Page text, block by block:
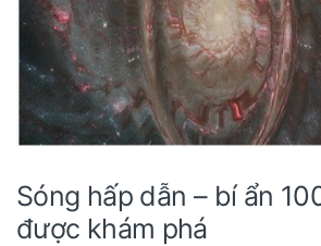
Sóng hấp dẫn – bí ẩn
được khám phá